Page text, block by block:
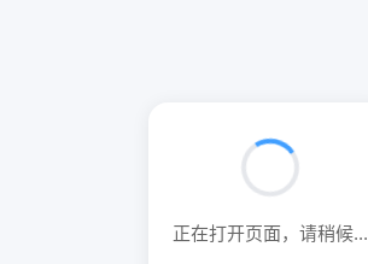
正在打开页面，请稍候...